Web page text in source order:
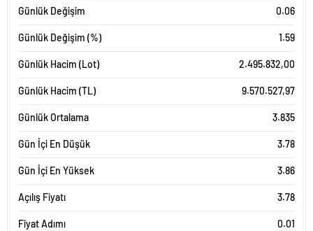
Günlük Değişim 0.06
Günlük Değişim (%) 1.59
Günlük Hacim (Lot) 2.495.832,00
Günlük Hacim (TL) 9.570.527,97
Günlük Ortalama 3.835
Gün İçi En Düşük 3.78
Gün İçi En Yüksek 3.86
Açılış Fiyatı 3.78
Fiyat Adımı 0.01